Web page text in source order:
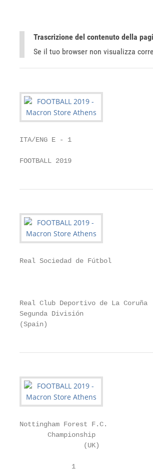
Trascrizione del contenuto della
Se il tuo browser non visualizza
ITA/ENG E - 1
FOOTBALL 2019
Real Sociedad de Fútbol
Real Club Deportivo de La Coruña
Segunda División
(Spain)
Nottingham Forest F.C.
       Championship
                (UK)
             1